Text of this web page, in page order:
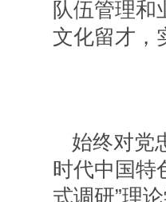
队伍管理和
文化留才，
始终对党
时代中国特
式调研”理